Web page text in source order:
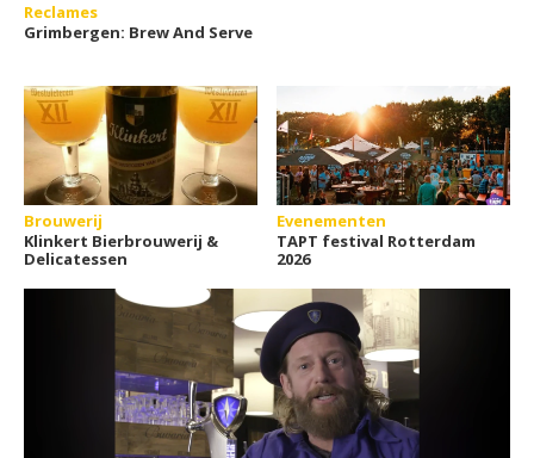
Reclames
Grimbergen: Brew And Serve
Brouwerij
Klinkert Bierbrouwerij &
Delicatessen
Evenementen
TAPT festival Rotterdam
2026